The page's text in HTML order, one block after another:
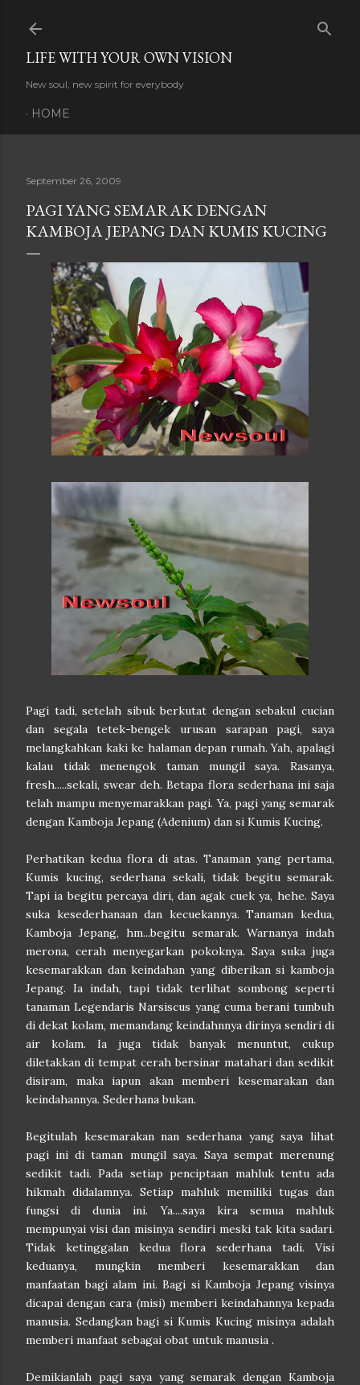
LIFE WITH YOUR OWN VISION
New soul, new spirit for everybody
HOME
September 26, 2009
PAGI YANG SEMARAK DENGAN
KAMBOJA JEPANG DAN KUMIS KUCING
Pagi tadi, setelah sibuk berkutat dengan sebakul cucian
dan segala tetek-bengek urusan sarapan pagi, saya
melangkahkan kaki ke halaman depan rumah. Yah, apalagi
kalau tidak menengok taman mungil saya. Rasanya,
fresh.....sekali, swear deh. Betapa flora sederhana ini saja
telah mampu menyemarakkan pagi. Ya, pagi yang semarak
dengan Kamboja Jepang (Adenium) dan si Kumis Kucing.
Perhatikan kedua flora di atas. Tanaman yang pertama,
Kumis kucing, sederhana sekali, tidak begitu semarak.
Tapi ia begitu percaya diri, dan agak cuek ya, hehe. Saya
suka kesederhanaan dan kecuekannya. Tanaman kedua,
Kamboja Jepang, hm...begitu semarak. Warnanya indah
merona, cerah menyegarkan pokoknya. Saya suka juga
kesemarakkan dan keindahan yang diberikan si kamboja
Jepang. Ia indah, tapi tidak terlihat sombong seperti
tanaman Legendaris Narsiscus yang cuma berani tumbuh
di dekat kolam, memandang keindahnnya dirinya sendiri di
air kolam. Ia juga tidak banyak menuntut, cukup
diletakkan di tempat cerah bersinar matahari dan sedikit
disiram, maka iapun akan memberi kesemarakan dan
keindahannya. Sederhana bukan.
Begitulah kesemarakan nan sederhana yang saya lihat
pagi ini di taman mungil saya. Saya sempat merenung
sedikit tadi. Pada setiap penciptaan mahluk tentu ada
hikmah didalamnya. Setiap mahluk memiliki tugas dan
fungsi di dunia ini. Ya....saya kira semua mahluk
mempunyai visi dan misinya sendiri meski tak kita sadari.
Tidak ketinggalan kedua flora sederhana tadi. Visi
keduanya, mungkin memberi kesemarakkan dan
manfaatan bagi alam ini. Bagi si Kamboja Jepang visinya
dicapai dengan cara (misi) memberi keindahannya kepada
manusia. Sedangkan bagi si Kumis Kucing misinya adalah
memberi manfaat sebagai obat untuk manusia .
Demikianlah pagi saya yang semarak dengan Kamboja